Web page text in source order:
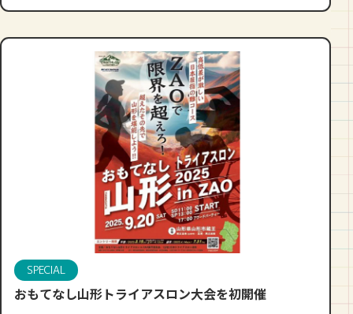
SPECIAL
おもてなし山形トライアスロン大会を初開催